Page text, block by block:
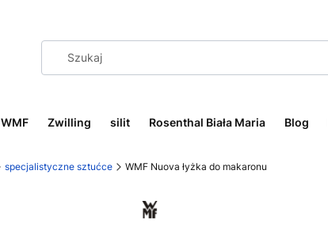
WMF Zwilling silit Rosenthal Biała Maria Blog
specjalistyczne sztućce WMF Nuova łyżka do makaronu